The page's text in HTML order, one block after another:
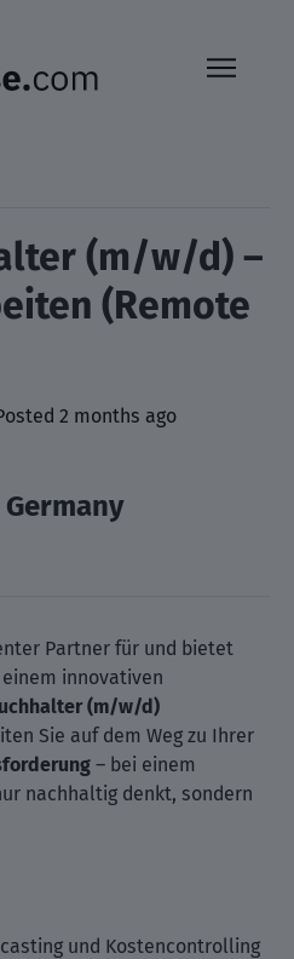
(m/w/d) –
(Remote
2 months ago
Germany
Partner für und bietet
innovativen
(m/w/d)
Sie auf dem Weg zu Ihrer
– bei einem
nachhaltig denkt, sondern
und Kostencontrolling